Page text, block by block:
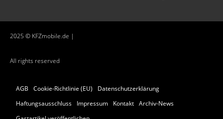
2025 © KFZmobile.de |
All rights reserved
AGB Cookie-Richtlinie (EU)
Datenschutzerklärung
Haftungsausschluss
Impressum Kontakt Archiv-News